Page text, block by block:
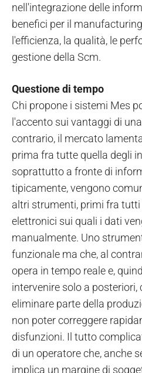
nell'integrazione delle
benefici per il
l'efficienza, la qualità, le
gestione della Scm.
Questione di tempo
Chi propone i sistemi Mes
l'accento sui vantaggi di
contrario, il mercato
prima fra tutte quella degli
soprattutto a fronte di
tipicamente, vengono
altri strumenti, primi fra
elettronici sui quali i dati
manualmente. Uno
funzionale ma che, al
opera in tempo reale e,
intervenire solo a posteriori,
eliminare parte della
non poter correggere
disfunzioni. Il tutto
di un operatore che, anche
implica un margine di